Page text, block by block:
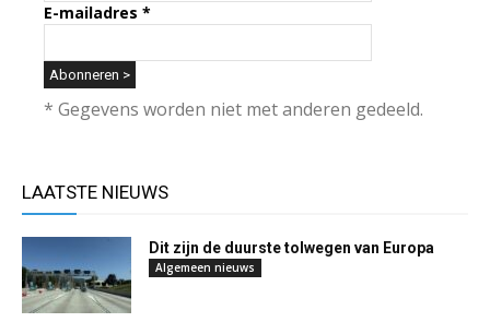
E-mailadres *
* Gegevens worden niet met anderen gedeeld.
LAATSTE NIEUWS
Dit zijn de duurste tolwegen van Europa
Algemeen nieuws